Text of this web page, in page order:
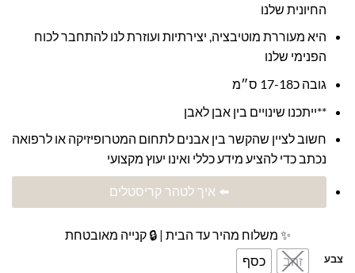
החיונית שלנו
היא מעוררת מוטיבציה, יצירתיות ועוזרת לנו להתחבר לכוח
הפנימי שלנו
גובה כ17-18 ס״מ
**ייתכנו שינויים בין אבן לאבן
חשוב לציין שהקשר בין אבנים לתחום המטרופיזיקה או לרפואה
נכתב כדי להציע מידע כללי ואינו יעוץ מקצועי
⬅️ איך לטהר קריסטלים
✨ משלוח מהיר עד הבית | 🔒 קנייה מאובטחת
צבע זהב כסף